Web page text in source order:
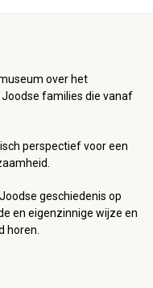
over het
families die vanaf
perspectief voor een
geschiedenis op
en eigenzinnige wijze en
horen.